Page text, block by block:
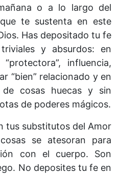
o a lo largo del
te sustenta en este
Has depositado tu fe
y absurdos: en
influencia,
“bien” relacionado y en
cosas huecas y sin
de poderes mágicos.
tus substitutos del Amor
se atesoran para
con el cuerpo. Son
No deposites tu fe en